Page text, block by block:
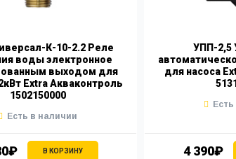
К-10-2.2 Реле
воды электронное
выходом для
Extra Акваконтроль
1502150000
В КОРЗИНУ
Есть в наличии
УПП-2,5
для насоса
4 390₽